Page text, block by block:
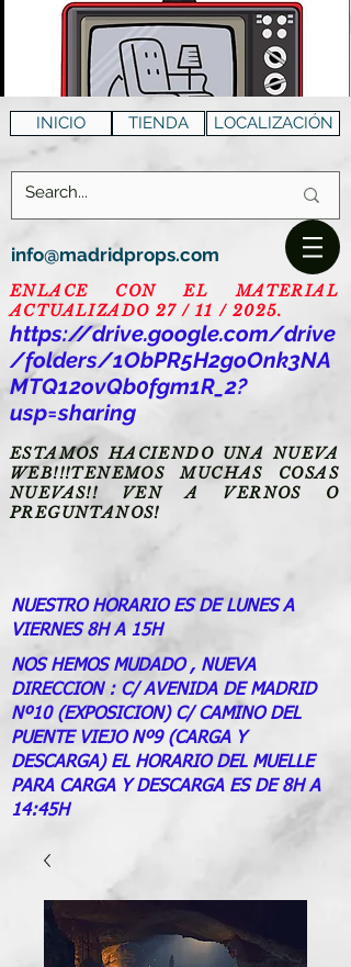
INICIO TIENDA LOCALIZACIÓN
info@madridprops.com
ENLACE CON EL MATERIAL
ACTUALIZADO 27 / 11 / 2025.
https://drive.google.com/drive
/folders/1ObPR5H2goOnk3NA
MTQ12ovQb0fgm1R_2?
usp=sharing
ESTAMOS HACIENDO UNA NUEVA
WEB!!!TENEMOS MUCHAS COSAS
NUEVAS!! VEN A VERNOS O
PREGUNTANOS!
NUESTRO HORARIO ES DE LUNES A
VIERNES 8H A 15H
NOS HEMOS MUDADO , NUEVA
DIRECCION : C/ AVENIDA DE MADRID
Nº10 (EXPOSICION) C/ CAMINO DEL
PUENTE VIEJO Nº9 (CARGA Y
DESCARGA) EL HORARIO DEL MUELLE
PARA CARGA Y DESCARGA ES DE 8H A
14:45H